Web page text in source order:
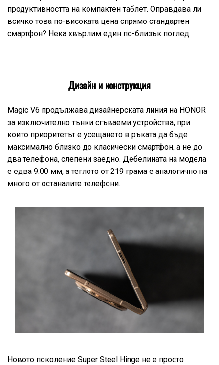
продуктивността на компактен таблет. Оправдава ли
всичко това по-високата цена спрямо стандартен
смартфон? Нека хвърлим един по-близък поглед.
Дизайн и конструкция
Magic V6 продължава дизайнерската линия на HONOR
за изключително тънки сгъваеми устройства, при
които приоритетът е усещането в ръката да бъде
максимално близко до класически смартфон, а не до
два телефона, слепени заедно. Дебелината на модела
е едва 9.00 мм, а теглото от 219 грама е аналогично на
много от останалите телефони.
Новото поколение Super Steel Hinge не е просто